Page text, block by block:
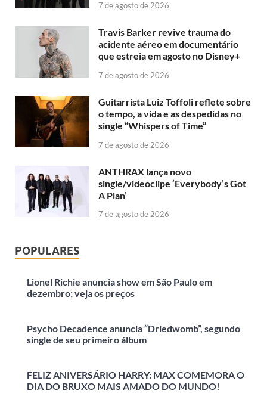
7 de agosto de 2026
Travis Barker revive trauma do
acidente aéreo em documentário
que estreia em agosto no Disney+
7 de agosto de 2026
Guitarrista Luiz Toffoli reflete sobre
o tempo, a vida e as despedidas no
single “Whispers of Time”
7 de agosto de 2026
ANTHRAX lança novo
single/videoclipe ‘Everybody’s Got
A Plan’
7 de agosto de 2026
POPULARES
Lionel Richie anuncia show em São Paulo em
dezembro; veja os preços
Psycho Decadence anuncia “Driedwomb”, segundo
single de seu primeiro álbum
FELIZ ANIVERSÁRIO HARRY: MAX COMEMORA O
DIA DO BRUXO MAIS AMADO DO MUNDO!